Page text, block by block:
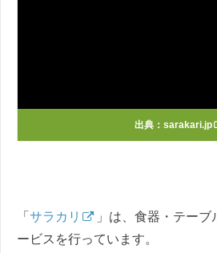
出典： sarakari.jp
「 サラカリ
」は、食器・テー
ービスを行っています。